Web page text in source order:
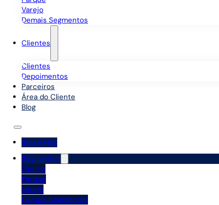
Varejo
Demais Segmentos
Clientes
Clientes
Depoimentos
Parceiros
Área do Cliente
Blog
Sobre Nós
Segmentos
Óptico
Parque
Varejo
Demais Segmentos